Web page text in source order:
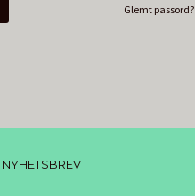
Glemt passord?
NYHETSBREV